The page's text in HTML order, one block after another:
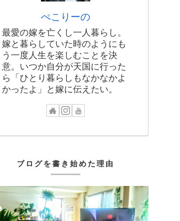
ぺこりーの
最愛の嫁を亡くし一人暮らし。
嫁と暮らしていた時のようにも
う一度人生を楽しむことを決
意。いつか自分が天国に行った
ら「ひとり暮らしもなかなかよ
かったよ」と嫁に伝えたい。
ブログを書き始めた理由